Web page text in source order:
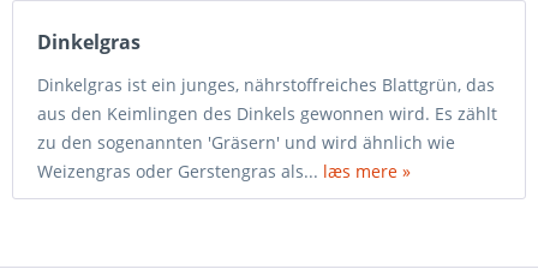
Dinkelgras
Dinkelgras ist ein junges, nährstoffreiches Blattgrün, das
aus den Keimlingen des Dinkels gewonnen wird. Es zählt
zu den sogenannten 'Gräsern' und wird ähnlich wie
Weizengras oder Gerstengras als... læs mere »